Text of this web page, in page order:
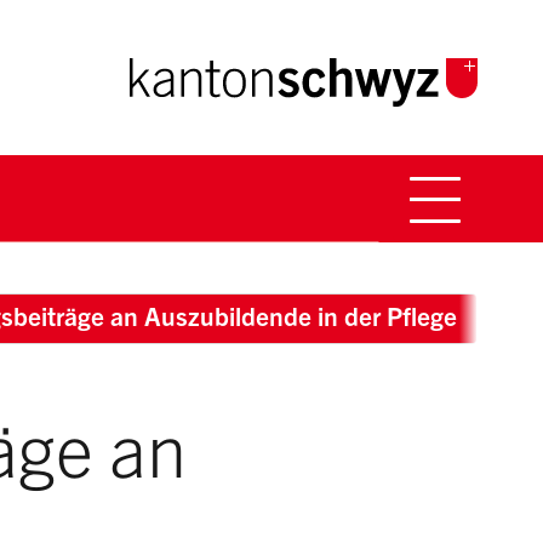
Breadcrumb
an Auszubildende in der Pflege
an